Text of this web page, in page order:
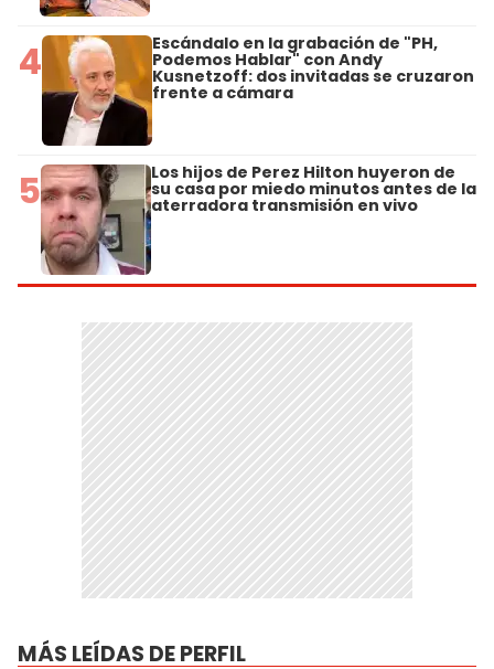
4 Escándalo en la grabación de "PH,
Podemos Hablar" con Andy
Kusnetzoff: dos invitadas se cruzaron
frente a cámara
5 Los hijos de Perez Hilton huyeron de
su casa por miedo minutos antes de la
aterradora transmisión en vivo
MÁS LEÍDAS DE PERFIL